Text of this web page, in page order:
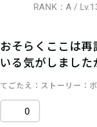
RANK：A /
おそらくここは
いる気がしました
てごたえ ストーリー
0